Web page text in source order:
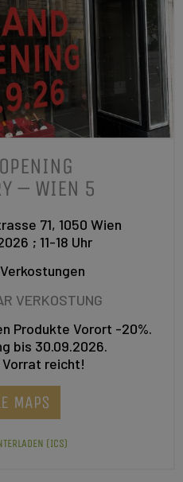
– WIEN 5
71, 1050 Wien
; 11-18 Uhr
VERKOSTUNG
Produkte Vorort -20%.
bis 30.09.2026.
reicht!
MAPS
(ICS)